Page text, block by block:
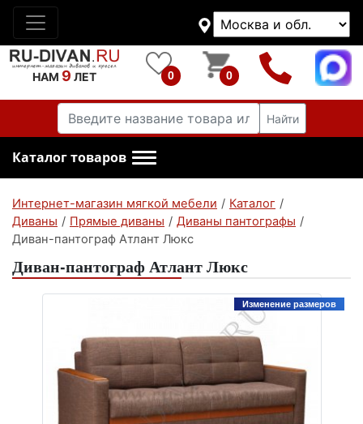
НАМ 9 ЛЕТ 0 0
Найти
Каталог товаров
Интернет-магазин мягкой мебели / Каталог /
Диваны / Прямые диваны / Диваны пантографы /
Диван-пантограф Атлант Люкс
Диван-пантограф Атлант Люкс
Изменение размеров